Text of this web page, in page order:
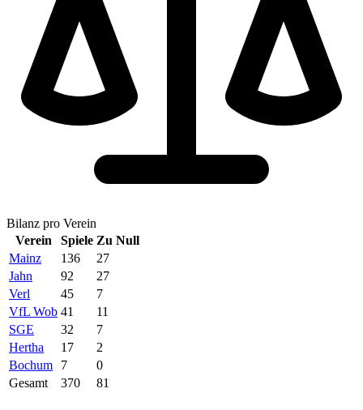
Bilanz pro Verein
Verein
Spiele Zu Null
Mainz
136
27
Jahn
92
27
Verl
45
7
VfL Wob 41
11
SGE
32
7
Hertha
17
2
Bochum
7
0
Gesamt
370 81